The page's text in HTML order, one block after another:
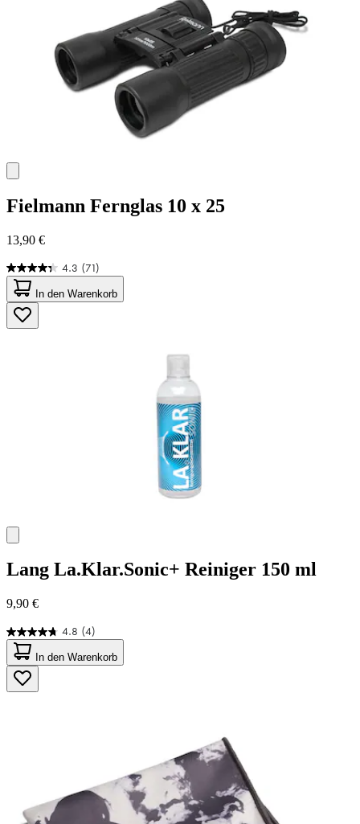
Fielmann Fernglas 10 x 25
13,90 €
4.3 (71)
4.3
von
5
Sternen.
71
In den Warenkorb
Lang La.Klar.Sonic+ Reiniger 150 ml
9,90 €
4.8 (4)
4.8
von
5
Sternen.
4
In den Warenkorb